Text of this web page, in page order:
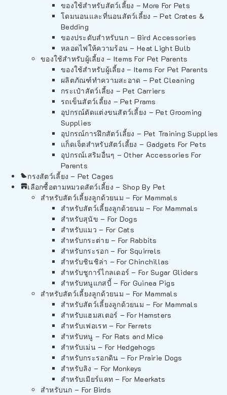
ของใช้สำหรับสัตว์เลี้ยง – More For Pets
โดมนอนและที่นอนสัตว์เลี้ยง – Pet Crates &
Bedding
ของประดับสำหรับนก – Bird Accessories
หลอดไฟให้ความร้อน – Heat Light Bulb
ของใช้สำหรับผู้เลี้ยง – Items For Pet Parents
ของใช้สำหรับผู้เลี้ยง – Items For Pet Parents
ผลิตภัณฑ์ทำความสะอาด – Pet Cleaning
กระเป๋าสัตว์เลี้ยง – Pet Carriers
รถเข็นสัตว์เลี้ยง – Pet Prams
อุปกรณ์ตัดแต่งขนสัตว์เลี้ยง – Pet Grooming
Supplies
อุปกรณ์การฝึกสัตว์เลี้ยง – Pet Training Supplies
แก็ดเจ็ตสำหรับสัตว์เลี้ยง – Gadgets For Pets
อุปกรณ์เสริมอื่นๆ – Other Accessories For
Parents
กรงสัตว์เลี้ยง – Pet Cages
เลือกซื้อตามหมวดสัตว์เลี้ยง – Shop By Pet
สำหรับสัตว์เลี้ยงลูกด้วยนม – For Mammals
สำหรับสัตว์เลี้ยงลูกด้วยนม – For Mammals
สำหรับสุนัข – For Dogs
สำหรับแมว – For Cats
สำหรับกระต่าย – For Rabbits
สำหรับกระรอก – For Squirrels
สำหรับชินชิล่า – For Chinchillas
สำหรับชูการ์ไกลเดอร์ – For Sugar Gliders
สำหรับหนูแกสบี้ – For Guinea Pigs
สำหรับสัตว์เลี้ยงลูกด้วยนม – For Mammals
สำหรับสัตว์เลี้ยงลูกด้วยนม – For Mammals
สำหรับแฮมสเตอร์ – For Hamsters
สำหรับเฟอเรท – For Ferrets
สำหรับหนู – For Rats and Mice
สำหรับเม่น – For Hedgehogs
สำหรับกระรอกดิน – For Prairie Dogs
สำหรับลิง – For Monkeys
สำหรับเมียร์แคท – For Meerkats
สำหรับนก – For Birds